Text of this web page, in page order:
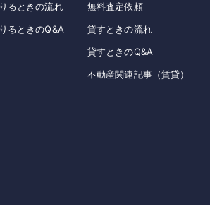
るときの流れ
るときのQ&A
無料査定依頼
貸すときの流れ
貸すときのQ&A
不動産関連記事（賃貸）